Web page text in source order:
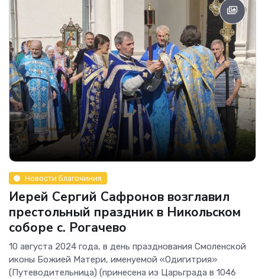
Новости Благочиния
Иерей Сергий Сафронов возглавил
престольный праздник в Никольском
соборе с. Рогачево
10 августа 2024 года, в день празднования Смоленской
иконы Божией Матери, именуемой «Одигитрия»
(Путеводительница) (принесена из Царьграда в 1046